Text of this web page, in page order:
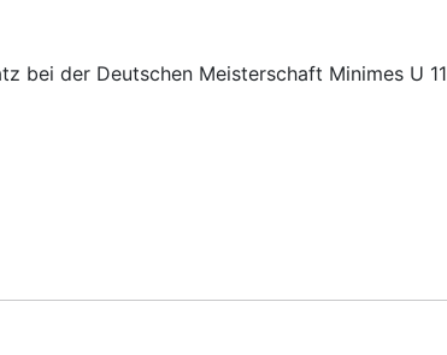
der Deutschen Meisterschaft Minimes U 11